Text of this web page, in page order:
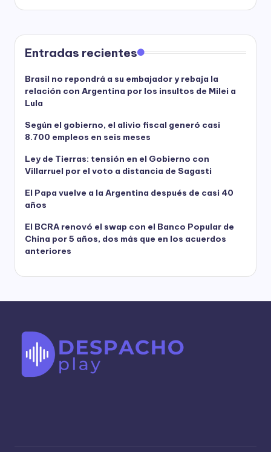
Entradas recientes
Brasil no repondrá a su embajador y rebaja la
relación con Argentina por los insultos de Milei a
Lula
Según el gobierno, el alivio fiscal generó casi
8.700 empleos en seis meses
Ley de Tierras: tensión en el Gobierno con
Villarruel por el voto a distancia de Sagasti
El Papa vuelve a la Argentina después de casi 40
años
El BCRA renovó el swap con el Banco Popular de
China por 5 años, dos más que en los acuerdos
anteriores